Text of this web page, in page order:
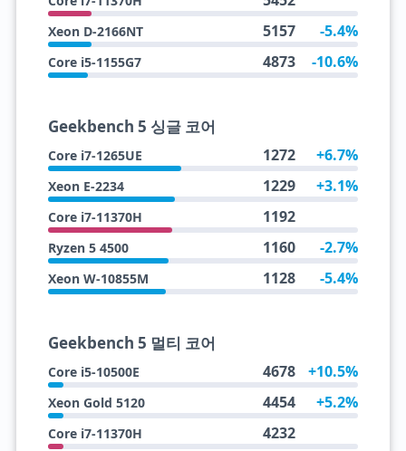
Xeon D-2166NT 5157 -5.4%
Core i5-1155G7 4873 -10.6%
Geekbench 5 싱글 코어
Core i7-1265UE 1272 +6.7%
Xeon E-2234 1229 +3.1%
Core i7-11370H 1192
Ryzen 5 4500 1160 -2.7%
Xeon W-10855M 1128 -5.4%
Geekbench 5 멀티 코어
Core i5-10500E 4678 +10.5%
Xeon Gold 5120 4454 +5.2%
Core i7-11370H 4232